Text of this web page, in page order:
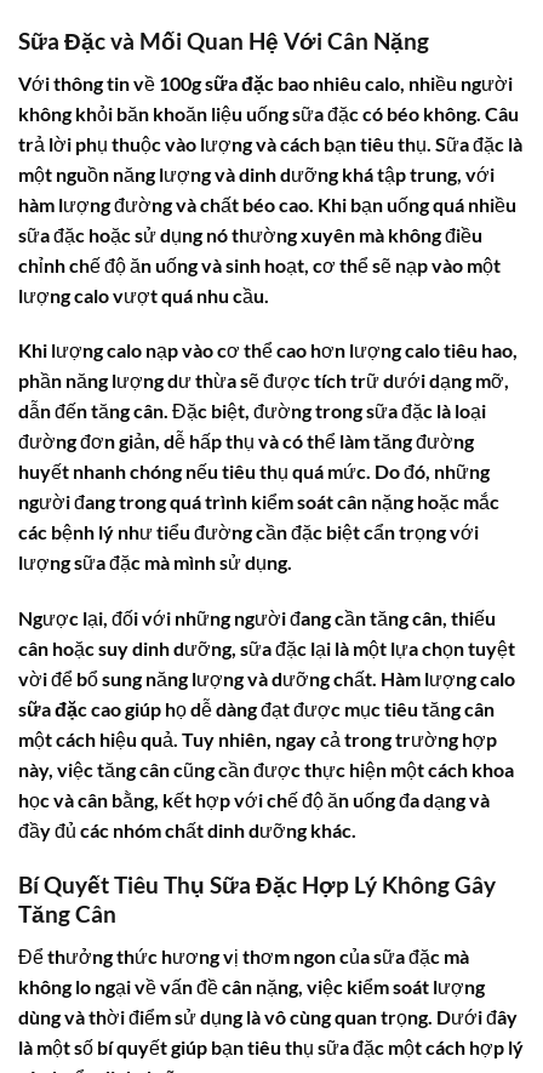
Sữa Đặc và Mối Quan Hệ Với Cân Nặng
Với thông tin về 100g sữa đặc bao nhiêu calo , nhiều người
không khỏi băn khoăn liệu uống sữa đặc có béo không. Câu
trả lời phụ thuộc vào lượng và cách bạn tiêu thụ. Sữa đặc là
một nguồn năng lượng và dinh dưỡng khá tập trung, với
hàm lượng đường và chất béo cao. Khi bạn uống quá nhiều
sữa đặc hoặc sử dụng nó thường xuyên mà không điều
chỉnh chế độ ăn uống và sinh hoạt, cơ thể sẽ nạp vào một
lượng calo vượt quá nhu cầu.
Khi lượng calo nạp vào cơ thể cao hơn lượng calo tiêu hao,
phần năng lượng dư thừa sẽ được tích trữ dưới dạng mỡ,
dẫn đến tăng cân. Đặc biệt, đường trong sữa đặc là loại
đường đơn giản, dễ hấp thụ và có thể làm tăng đường
huyết nhanh chóng nếu tiêu thụ quá mức. Do đó, những
người đang trong quá trình kiểm soát cân nặng hoặc mắc
các bệnh lý như tiểu đường cần đặc biệt cẩn trọng với
lượng sữa đặc mà mình sử dụng.
Ngược lại, đối với những người đang cần tăng cân, thiếu
cân hoặc suy dinh dưỡng, sữa đặc lại là một lựa chọn tuyệt
vời để bổ sung năng lượng và dưỡng chất. Hàm lượngcalo
sữa đặccao giúp họ dễ dàng đạt được mục tiêu tăng cân
một cách hiệu quả. Tuy nhiên, ngay cả trong trường hợp
này, việc tăng cân cũng cần được thực hiện một cách khoa
học và cân bằng, kết hợp với chế độ ăn uống đa dạng và
đầy đủ các nhóm chất dinh dưỡng khác.
Bí Quyết Tiêu Thụ Sữa Đặc Hợp Lý Không Gây
Tăng Cân
Để thưởng thức hương vị thơm ngon của sữa đặc mà
không lo ngại về vấn đề cân nặng, việc kiểm soát lượng
dùng và thời điểm sử dụng là vô cùng quan trọng. Dưới đây
là một số bí quyết giúp bạn tiêu thụ sữa đặc một cách hợp lý